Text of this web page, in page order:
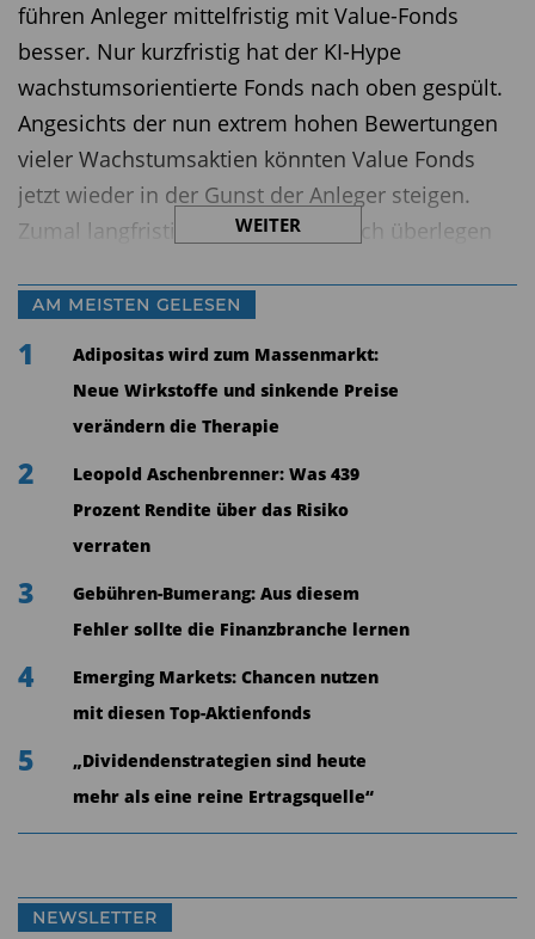
führen Anleger mittelfristig mit Value-Fonds
besser. Nur kurzfristig hat der KI-Hype
wachstumsorientierte Fonds nach oben gespült.
Angesichts der nun extrem hohen Bewertungen
vieler Wachstumsaktien könnten Value Fonds
jetzt wieder in der Gunst der Anleger steigen.
Zumal langfristig Value Growth auch überlegen
sich der MSCI Value um rund einen Prozentpunkt
besser als der MSCI Growth. Insbesondere bei
US-Fondsgesellschaften wird der Value-Stil nach
Jahren in Boston gegründete MFS. 2019 hat sie
ihre globale Contrarian-Value-Strategie auch in
Europa lanciert. Das Hauptaugenmerk von
Managerin Anne-Christine Farstad liegt auf ­Titeln
mit operativen Problemen oder in schwierigen
Übergangsphasen. Die Probleme können dabei
von strukturellen Gründen oder einer
vorübergehenden Beeinträchtigung des
Geschäftsmodells herrühren. Das Management
kauft solche Aktien aber nur, wenn sie einen
Bewertungsabschlag gegenüber ihrem inneren
Wert, also eine Sicherheitsmarge, aufweisen.
quantifizieren, dies ist bei jedem Unternehmen
WEITER
AM MEISTEN GELESEN
1
Adipositas wird zum Massenmarkt:
Neue Wirkstoffe und sinkende Preise
verändern die Therapie
2
Leopold Aschenbrenner: Was 439
Prozent Rendite über das Risiko
verraten
3
Gebühren-Bumerang: Aus diesem
Fehler sollte die Finanzbranche lernen
4
Emerging Markets: Chancen nutzen
mit diesen Top-Aktienfonds
5
„Dividendenstrategien sind heute
mehr als eine reine Ertragsquelle“
NEWSLETTER